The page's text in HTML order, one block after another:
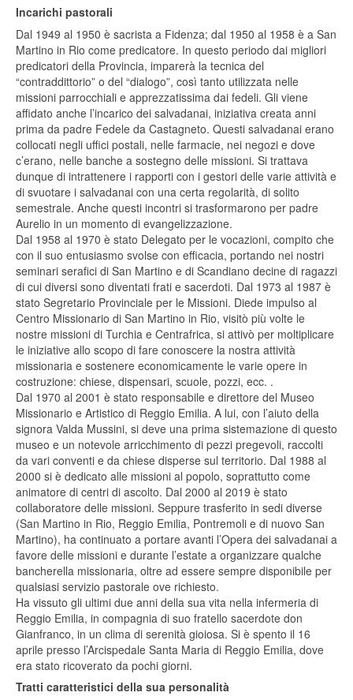
Incarichi pastorali
Dal 1949 al 1950 è sacrista a Fidenza; dal 1950 al 1958 è a San
Martino in Rio come predicatore. In questo periodo dai migliori
predicatori della Provincia, imparerà la tecnica del
“contraddittorio” o del “dialogo”, così tanto utilizzata nelle
missioni parrocchiali e apprezzatissima dai fedeli. Gli viene
affidato anche l’incarico dei salvadanai, iniziativa creata anni
prima da padre Fedele da Castagneto. Questi salvadanai erano
collocati negli uffici postali, nelle farmacie, nei negozi e dove
c’erano, nelle banche a sostegno delle missioni. Si trattava
dunque di intrattenere i rapporti con i gestori delle varie attività e
di svuotare i salvadanai con una certa regolarità, di solito
semestrale. Anche questi incontri si trasformarono per padre
Aurelio in un momento di evangelizzazione.
Dal 1958 al 1970 è stato Delegato per le vocazioni, compito che
con il suo entusiasmo svolse con efficacia, portando nei nostri
seminari serafici di San Martino e di Scandiano decine di ragazzi
di cui diversi sono diventati frati e sacerdoti. Dal 1973 al 1987 è
stato Segretario Provinciale per le Missioni. Diede impulso al
Centro Missionario di San Martino in Rio, visitò più volte le
nostre missioni di Turchia e Centrafrica, si attivò per moltiplicare
le iniziative allo scopo di fare conoscere la nostra attività
missionaria e sostenere economicamente le varie opere in
costruzione: chiese, dispensari, scuole, pozzi, ecc. .
Dal 1970 al 2001 è stato responsabile e direttore del Museo
Missionario e Artistico di Reggio Emilia. A lui, con l’aiuto della
signora Valda Mussini, si deve una prima sistemazione di questo
museo e un notevole arricchimento di pezzi pregevoli, raccolti
da vari conventi e da chiese disperse sul territorio. Dal 1988 al
2000 si è dedicato alle missioni al popolo, soprattutto come
animatore di centri di ascolto. Dal 2000 al 2019 è stato
collaboratore delle missioni. Seppure trasferito in sedi diverse
(San Martino in Rio, Reggio Emilia, Pontremoli e di nuovo San
Martino), ha continuato a portare avanti l’Opera dei salvadanai a
favore delle missioni e durante l’estate a organizzare qualche
bancherella missionaria, oltre ad essere sempre disponibile per
qualsiasi servizio pastorale ove richiesto.
Ha vissuto gli ultimi due anni della sua vita nella infermeria di
Reggio Emilia, in compagnia di suo fratello sacerdote don
Gianfranco, in un clima di serenità gioiosa. Si è spento il 16
aprile presso l’Arcispedale Santa Maria di Reggio Emilia, dove
era stato ricoverato da pochi giorni.
Tratti caratteristici della sua personalità